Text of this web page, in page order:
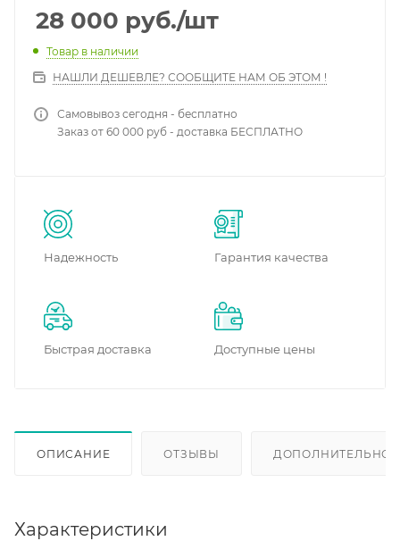
28 000 руб./шт
Товар в наличии
НАШЛИ ДЕШЕВЛЕ? СООБЩИТЕ НАМ ОБ ЭТОМ !
Самовывоз сегодня - бесплатно
Заказ от 60 000 руб - доставка БЕСПЛАТНО
Надежность Гарантия качества
Быстрая доставка Доступные цены
ОПИСАНИЕ ОТЗЫВЫ ДОПОЛНИТЕЛЬНО
Характеристики